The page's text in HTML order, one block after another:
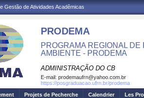
Gestão de Atividades Acadêmicas
PRODEMA
PROGRAMA REGIONAL
AMBIENTE - PRODEMA
ADMINISTRAÇÃO DO CB
E-mail: prodemaufrn@yahoo.com.br
https://posgraduacao.ufrn.br/prodema
Projets de Pecherche Calendrier Les